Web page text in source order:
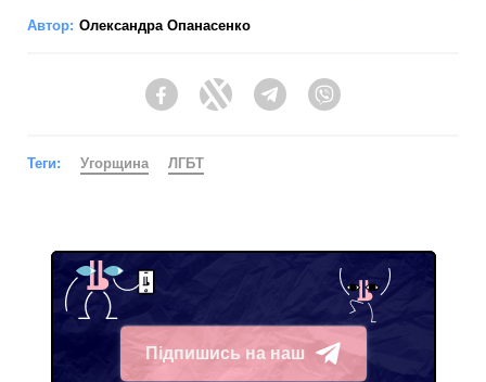
Автор: Олександра Опанасенко
FacebookTwitter Telegram
Теги: Угорщина ЛГБТ
Підпишись на наш
Telegram